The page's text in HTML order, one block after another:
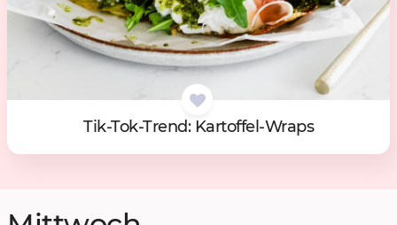
Tik-Tok-Trend: Kar­tof­fel-Wraps